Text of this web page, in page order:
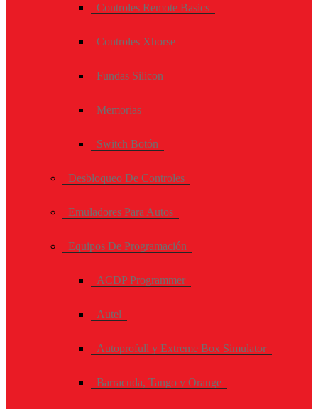
Controles Remote Basics
Controles Xhorse
Fundas Silicon
Memorias
Switch Botón
Desbloqueo De Controles
Emuladores Para Autos
Equipos De Programación
ACDP Programmer
Autel
Autoprofull y Extreme Box Simulator
Barracuda, Tango y Orange